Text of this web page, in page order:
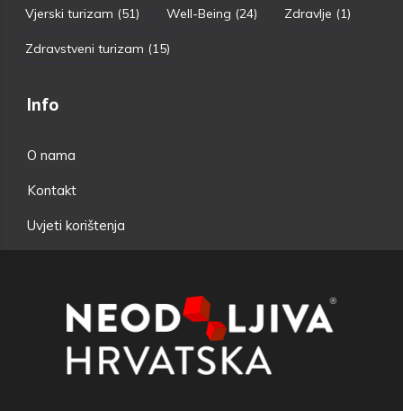
Vjerski turizam (51) Well-Being (24) Zdravlje (1)
Zdravstveni turizam (15)
Info
O nama
Kontakt
Uvjeti korištenja